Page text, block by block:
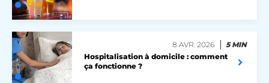
8 AVR. 2026
5 MIN
Hospitalisation à domicile : comment
ça fonctionne ?